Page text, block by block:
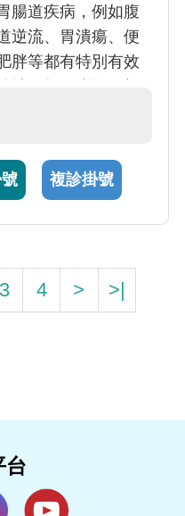
腸道疾病，例如腹
逆流、胃潰瘍、便
胖等都有特別有效
肝硬化、肝癌、高
視鏡、大腸鏡檢
助各種消化系統疾
複診掛號
3 4 > >|
台